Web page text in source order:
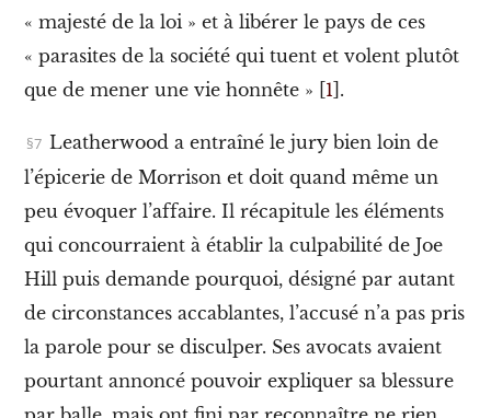
« majesté de la loi » et à libérer le pays de ces
« parasites de la société qui tuent et volent plutôt
que de mener une vie honnête »
1 .
Leatherwood a entraîné le jury bien loin de
l’épicerie de Morrison et doit quand même un
peu évoquer l’affaire. Il récapitule les éléments
qui concourraient à établir la culpabilité de Joe
Hill puis demande pourquoi, désigné par autant
de circonstances accablantes, l’accusé n’a pas pris
la parole pour se disculper. Ses avocats avaient
pourtant annoncé pouvoir expliquer sa blessure
L
e
o
p
m
o
n
t
é
m
o
è
l
e
V
.